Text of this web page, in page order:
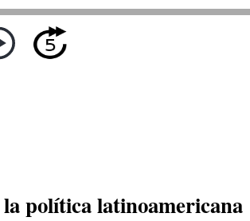
la política latinoamericana